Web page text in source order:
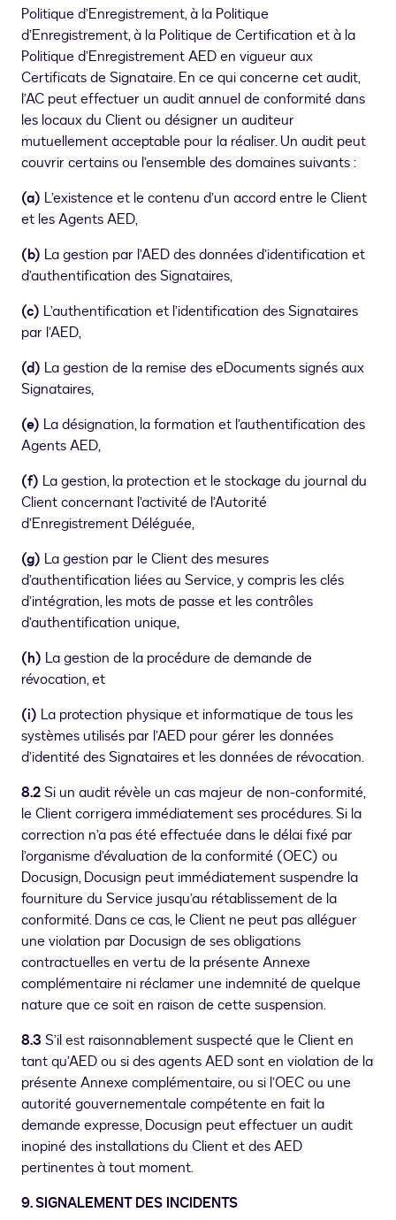
Politique d’Enregistrement, à la Politique
d’Enregistrement, à la Politique de Certification et à la
Politique d’Enregistrement AED en vigueur aux
Certificats de Signataire. En ce qui concerne cet audit,
l’AC peut effectuer un audit annuel de conformité dans
les locaux du Client ou désigner un auditeur
mutuellement acceptable pour la réaliser. Un audit peut
couvrir certains ou l’ensemble des domaines suivants :
(a) L’existence et le contenu d’un accord entre le Client
et les Agents AED,
(b) La gestion par l’AED des données d’identification et
d’authentification des Signataires,
(c) L’authentification et l’identification des Signataires
par l’AED,
(d) La gestion de la remise des eDocuments signés aux
Signataires,
(e) La désignation, la formation et l’authentification des
Agents AED,
(f) La gestion, la protection et le stockage du journal du
Client concernant l’activité de l’Autorité
d’Enregistrement Déléguée,
(g) La gestion par le Client des mesures
d’authentification liées au Service, y compris les clés
d’intégration, les mots de passe et les contrôles
d’authentification unique,
(h) La gestion de la procédure de demande de
révocation, et
(i) La protection physique et informatique de tous les
systèmes utilisés par l’AED pour gérer les données
d’identité des Signataires et les données de révocation.
8.2Si un audit révèle un cas majeur de non-conformité,
le Client corrigera immédiatement ses procédures. Si la
correction n’a pas été effectuée dans le délai fixé par
l’organisme d’évaluation de la conformité (OEC) ou
Docusign, Docusign peut immédiatement suspendre la
fourniture du Service jusqu’au rétablissement de la
conformité. Dans ce cas, le Client ne peut pas alléguer
une violation par Docusign de ses obligations
contractuelles en vertu de la présente Annexe
complémentaire ni réclamer une indemnité de quelque
nature que ce soit en raison de cette suspension.
8.3 S’il est raisonnablement suspecté que le Client en
tant qu’AED ou si des agents AED sont en violation de la
présente Annexe complémentaire, ou si l’OEC ou une
autorité gouvernementale compétente en fait la
demande expresse, Docusign peut effectuer un audit
inopiné des installations du Client et des AED
pertinentes à tout moment.
9. SIGNALEMENT DES INCIDENTS